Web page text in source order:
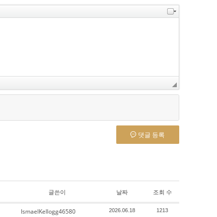
댓글 등록
글쓴이 날짜 조회 수
IsmaelKellogg46580 2026.06.18 1213